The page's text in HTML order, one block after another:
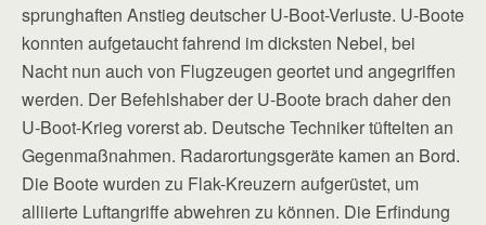
sprunghaften Anstieg deutscher U‑Boot-Verluste. U-Boote
konnten aufgetaucht fahrend im dicksten Nebel, bei
Nacht nun auch von Flugzeugen geortet und angegriffen
werden. Der Befehlshaber der U-Boote brach daher den
U‑Boot-Krieg vorerst ab. Deutsche Techniker tüftelten an
Gegenmaßnahmen. Radarortungsgeräte kamen an Bord.
Die Boote wurden zu Flak-Kreuzern aufgerüstet, um
alliierte Luftangriffe abwehren zu können. Die Erfindung